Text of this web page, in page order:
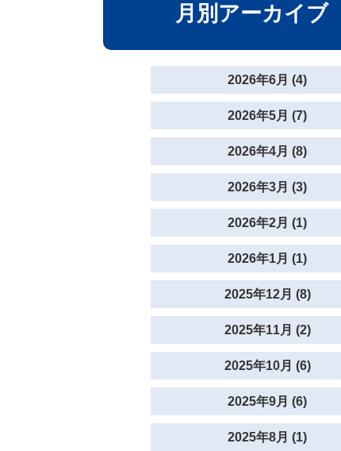
月別アーカイブ
2026年6月 (4)
2026年5月 (7)
2026年4月 (8)
2026年3月 (3)
2026年2月 (1)
2026年1月 (1)
2025年12月 (8)
2025年11月 (2)
2025年10月 (6)
2025年9月 (6)
2025年8月 (1)